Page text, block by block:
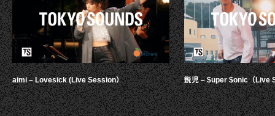
aimi – Lovesick (Live Session） 鋭児 – $uper $onic（Live